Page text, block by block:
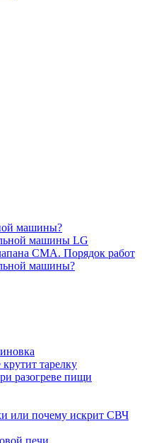
машины?
машины LG
СМА. Порядок работ
машины?
тарелку
разогреве пищи
или почему искрит СВЧ
печи